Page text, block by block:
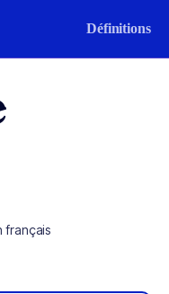
Définitions
français